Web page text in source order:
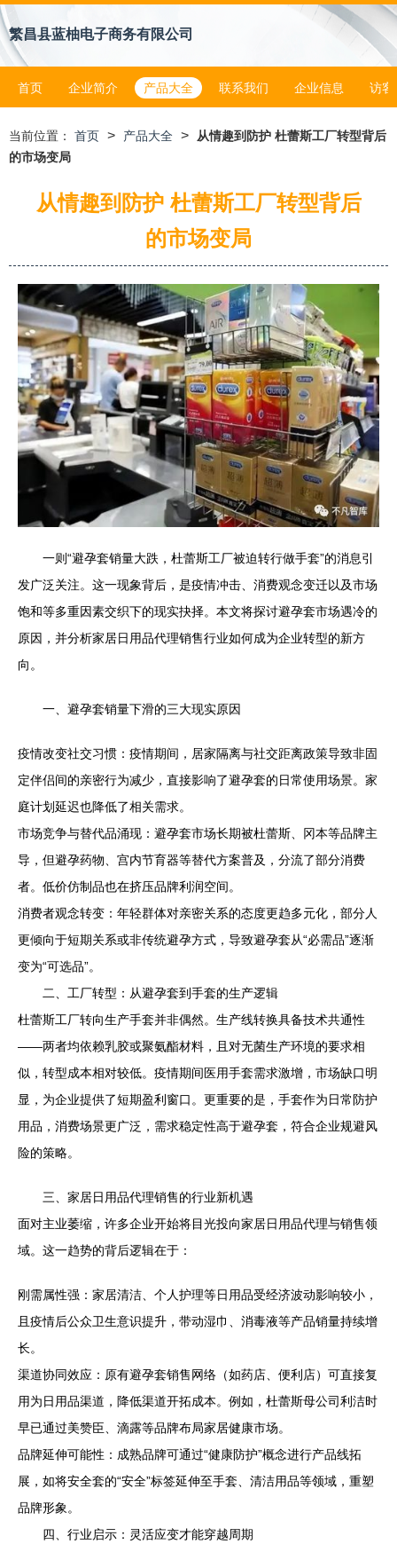
繁昌县蓝柚电子商务有限公司
首页 企业简介 产品大全 联系我们 企业信息 访客
当前位置： 首页 > 产品大全 >
从情趣到防护 杜蕾斯工厂转型背后
的市场变局
从情趣到防护 杜蕾斯工厂转型背后
的市场变局
一则“避孕套销量大跌，杜蕾斯工厂被迫转行做手套”的消息引
发广泛关注。这一现象背后，是疫情冲击、消费观念变迁以及市场
饱和等多重因素交织下的现实抉择。本文将探讨避孕套市场遇冷的
原因，并分析家居日用品代理销售行业如何成为企业转型的新方
向。
一、避孕套销量下滑的三大现实原因
疫情改变社交习惯：疫情期间，居家隔离与社交距离政策导致非固
定伴侣间的亲密行为减少，直接影响了避孕套的日常使用场景。家
庭计划延迟也降低了相关需求。
市场竞争与替代品涌现：避孕套市场长期被杜蕾斯、冈本等品牌主
导，但避孕药物、宫内节育器等替代方案普及，分流了部分消费
者。低价仿制品也在挤压品牌利润空间。
消费者观念转变：年轻群体对亲密关系的态度更趋多元化，部分人
更倾向于短期关系或非传统避孕方式，导致避孕套从“必需品”逐渐
变为“可选品”。
二、工厂转型：从避孕套到手套的生产逻辑
杜蕾斯工厂转向生产手套并非偶然。生产线转换具备技术共通性
——两者均依赖乳胶或聚氨酯材料，且对无菌生产环境的要求相
似，转型成本相对较低。疫情期间医用手套需求激增，市场缺口明
显，为企业提供了短期盈利窗口。更重要的是，手套作为日常防护
用品，消费场景更广泛，需求稳定性高于避孕套，符合企业规避风
险的策略。
三、家居日用品代理销售的行业新机遇
面对主业萎缩，许多企业开始将目光投向家居日用品代理与销售领
域。这一趋势的背后逻辑在于：
刚需属性强：家居清洁、个人护理等日用品受经济波动影响较小，
且疫情后公众卫生意识提升，带动湿巾、消毒液等产品销量持续增
长。
渠道协同效应：原有避孕套销售网络（如药店、便利店）可直接复
用为日用品渠道，降低渠道开拓成本。例如，杜蕾斯母公司利洁时
早已通过美赞臣、滴露等品牌布局家居健康市场。
品牌延伸可能性：成熟品牌可通过“健康防护”概念进行产品线拓
展，如将安全套的“安全”标签延伸至手套、清洁用品等领域，重塑
品牌形象。
四、行业启示：灵活应变才能穿越周期